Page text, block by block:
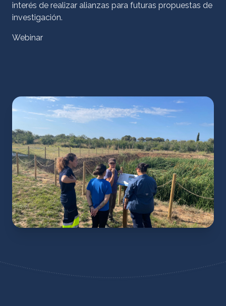
interés de realizar alianzas para futuras propuestas de
investigación.
Webinar